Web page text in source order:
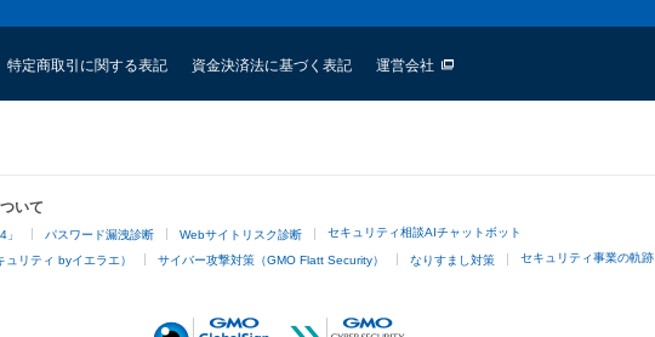
特定商取引に関する表記 資金決済法に基づく表記 運営会社
いて
パスワード漏洩診断 Webサイトリスク診断 セキュリティ相談AIチャットボット
リティ byイエラエ） サイバー攻撃対策（GMO Flatt Security） なりすまし対策 セキュリティ事業の軌跡